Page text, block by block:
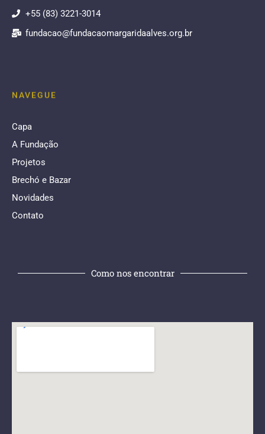
+55 (83) 3221-3014
fundacao@fundacaomargaridaalves.org.br
NAVEGUE
Capa
A Fundação
Projetos
Brechó e Bazar
Novidades
Contato
Como nos encontrar